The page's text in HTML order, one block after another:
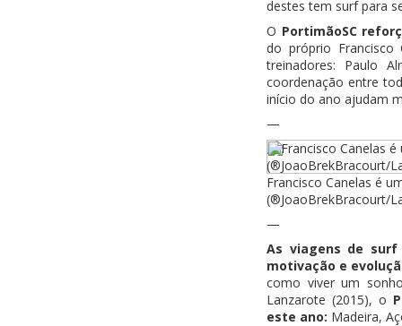
destes tem surf para
O PortimãoSC
do próprio
treinadores: Paulo
coordenação entre
início do ano ajudam
—
Francisco Canelas é
(®JoaoBrekBracourt/
—
As viagens de
motivação e
como viver um
Lanzarote (2015), o
este ano: Madeira,